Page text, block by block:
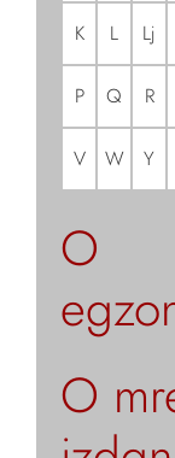
K L Lj
P Q R
V W Y
O
O